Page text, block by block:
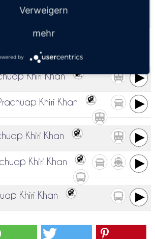
Airport
Khiri Khan
Khiri Khan
Khiri Khan
Khiri Khan
Khiri Khan
Verweigern
mehr
by